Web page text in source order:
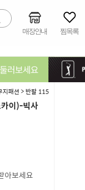
매장안내 찜목록
지패션 > 반팔 115
이)-빅사
아보세요